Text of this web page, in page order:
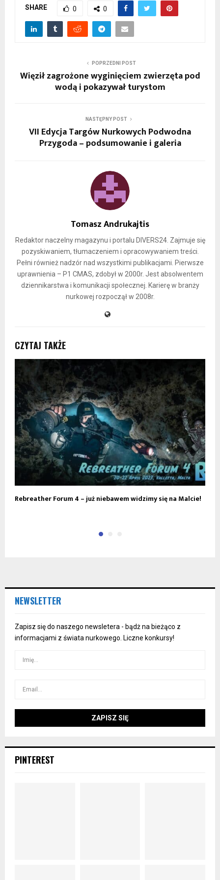
SHARE 0 0
POPRZEDNI POST
Więził zagrożone wyginięciem zwierzęta pod
wodą i pokazywał turystom
NASTĘPNY POST
VII Edycja Targów Nurkowych Podwodna
Przygoda – podsumowanie i galeria
Tomasz Andrukajtis
Redaktor naczelny magazynu i portalu DIVERS24. Zajmuje się
pozyskiwaniem, tłumaczeniem i opracowywaniem treści.
Pełni również nadzór nad wszystkimi publikacjami. Pierwsze
uprawnienia – P1 CMAS, zdobył w 2000r. Jest absolwentem
dziennikarstwa i komunikacji społecznej. Karierę w branży
nurkowej rozpoczął w 2008r.
CZYTAJ TAKŻE
Rebreather Forum 4 – już niebawem widzimy się na Malcie!
NEWSLETTER
Zapisz się do naszego newsletera - bądż na bieżąco z
informacjami z świata nurkowego. Liczne konkursy!
PINTEREST